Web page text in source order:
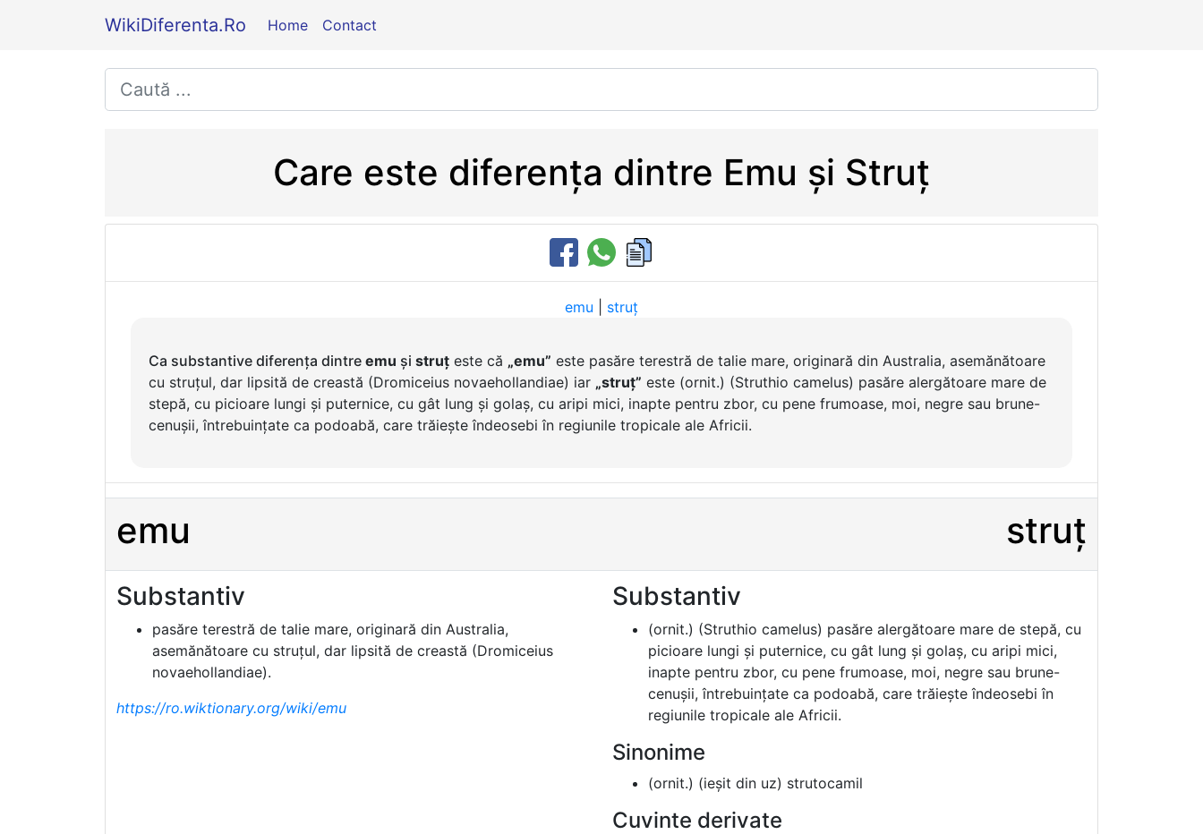
WikiDiferenta.Ro Home Contact
Care este diferența dintre Emu și Struț
emu struț
Ca substantive diferența dintre emu și struț este că „emu” este pasăre terestră de talie mare, originară din Australia, asemănătoare
cu struțul, dar lipsită de creastă (Dromiceius novaehollandiae) iar „struț” este (ornit.) (Struthio camelus) pasăre alergătoare mare de
stepă, cu picioare lungi și puternice, cu gât lung și golaș, cu aripi mici, inapte pentru zbor, cu pene frumoase, moi, negre sau brune-
cenușii, întrebuințate ca podoabă, care trăiește îndeosebi în regiunile tropicale ale Africii.
emu struț
Substantiv
pasăre terestră de talie mare, originară din Australia,
asemănătoare cu struțul, dar lipsită de creastă (Dromiceius
novaehollandiae).
https://ro.wiktionary.org/wiki/emu
Substantiv
(ornit.) (Struthio camelus) pasăre alergătoare mare de stepă, cu
picioare lungi și puternice, cu gât lung și golaș, cu aripi mici,
inapte pentru zbor, cu pene frumoase, moi, negre sau brune-
cenușii, întrebuințate ca podoabă, care trăiește îndeosebi în
regiunile tropicale ale Africii.
Sinonime
(ornit.) (ieșit din uz) strutocamil
Cuvinte derivate